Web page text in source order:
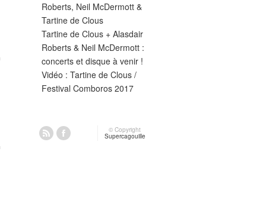
Roberts, Neil McDermott &
Tartine de Clous
Tartine de Clous + Alasdair
Roberts & Neil McDermott :
concerts et disque à venir !
Vidéo : Tartine de Clous /
Festival Comboros 2017
© Copyright
Supercagouille